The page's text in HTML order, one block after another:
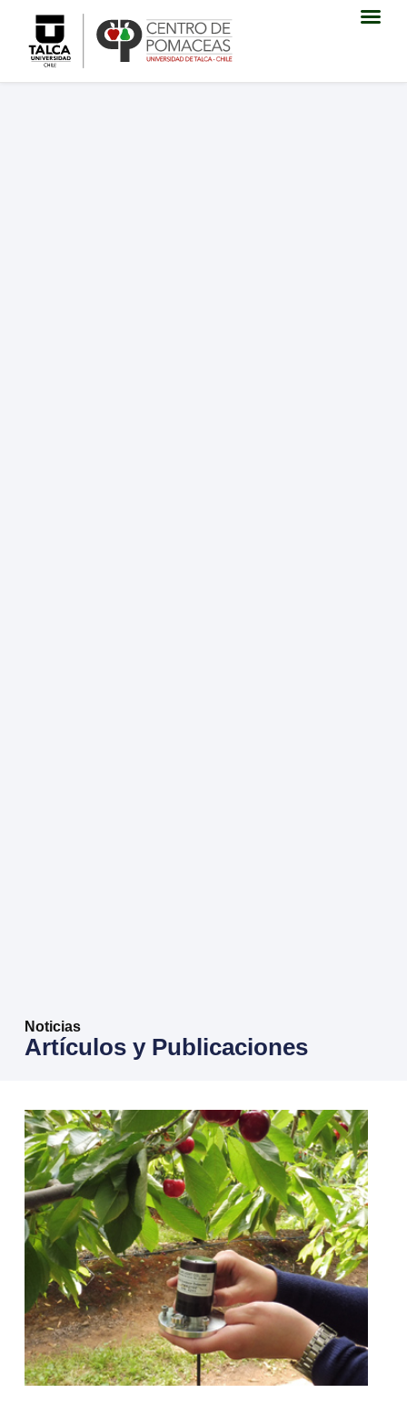
Noticias
Artículos y Publicaciones